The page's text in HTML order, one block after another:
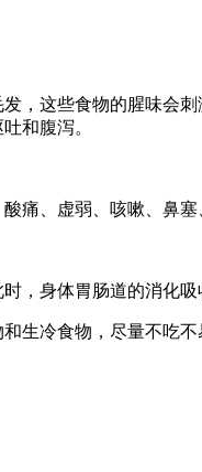
，这些食物的腥味会
和腹泻。
痛、虚弱、咳嗽、鼻
，身体胃肠道的消化
生冷食物，尽量不吃